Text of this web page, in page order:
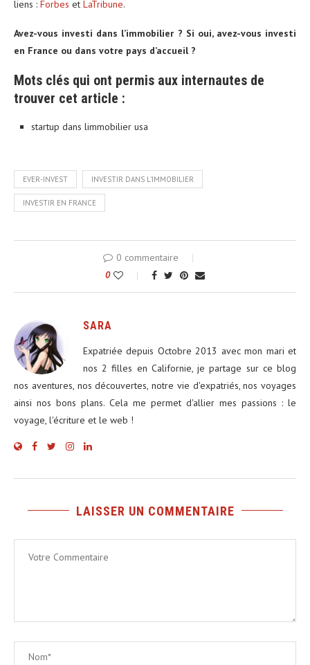
liens : Forbes et LaTribune.
Avez-vous investi dans l’immobilier ? Si oui, avez-vous investi
en France ou dans votre pays d’accueil ?
Mots clés qui ont permis aux internautes de
trouver cet article :
startup dans limmobilier usa
EVER-INVEST INVESTIR DANS L'IMMOBILIER
INVESTIR EN FRANCE
0 commentaire
0
SARA
Expatriée depuis Octobre 2013 avec mon mari et
nos 2 filles en Californie, je partage sur ce blog
nos aventures, nos découvertes, notre vie d'expatriés, nos voyages
ainsi nos bons plans. Cela me permet d'allier mes passions : le
voyage, l'écriture et le web !
LAISSER UN COMMENTAIRE